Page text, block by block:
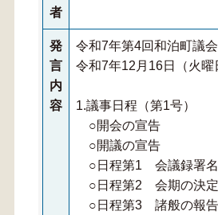
者
発
言
内
容
令和7年第4回和泊町議
令和7年12月16日（火
1.議事日程（第1号）
○開会の宣告
○開議の宣告
○日程第1 会議録署名
○日程第2 会期の決定
○日程第3 諸般の報告